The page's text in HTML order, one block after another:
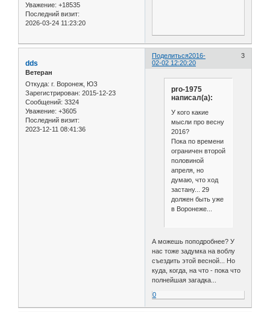
Уважение: +18535
Последний визит:
2026-03-24 11:23:20
Поделиться 3
2016-
02-02 12:20:20
dds
Ветеран
Откуда: г. Воронеж, ЮЗ
Зарегистрирован: 2015-12-23
Сообщений: 3324
Уважение: +3605
Последний визит:
2023-12-11 08:41:36
pro-1975
написал(а):
У кого какие
мысли про весну
2016?
Пока по времени
ограничен второй
половиной
апреля, но
думаю, что ход
застану... 29
должен быть уже
в Воронеже...
А можешь поподробнее? У
нас тоже задумка на воблу
съездить этой весной... Но
куда, когда, на что - пока что
полнейшая загадка...
0